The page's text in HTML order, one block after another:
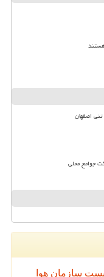
جوامع محلی
سازمان هوا